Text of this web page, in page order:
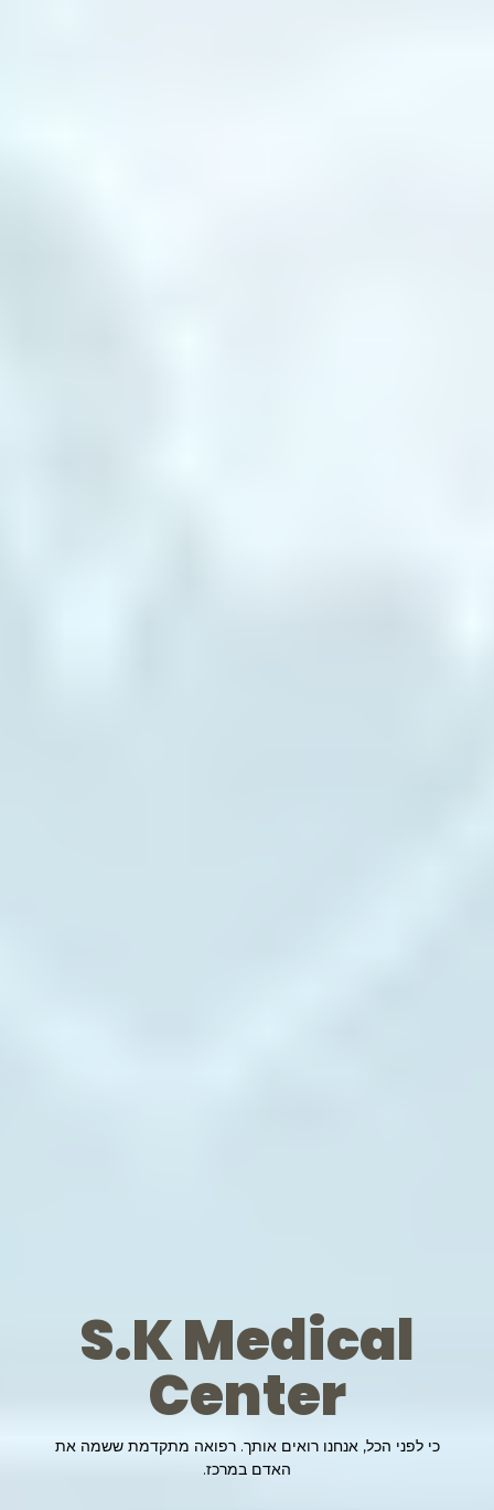
S.K Medical
Center
כי לפני הכל, אנחנו רואים אותך. רפואה מתקדמת ששמה את
האדם במרכז.